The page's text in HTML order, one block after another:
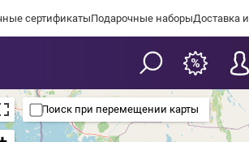
сертификатыПодарочные наборыДоставка
Поиск при перемещении карты